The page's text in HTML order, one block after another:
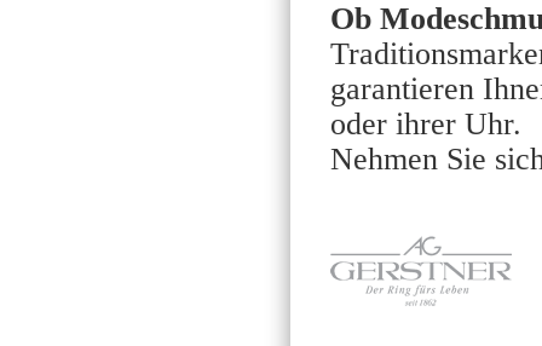
Ob
garantieren
oder ihrer Uhr.
Nehmen Sie